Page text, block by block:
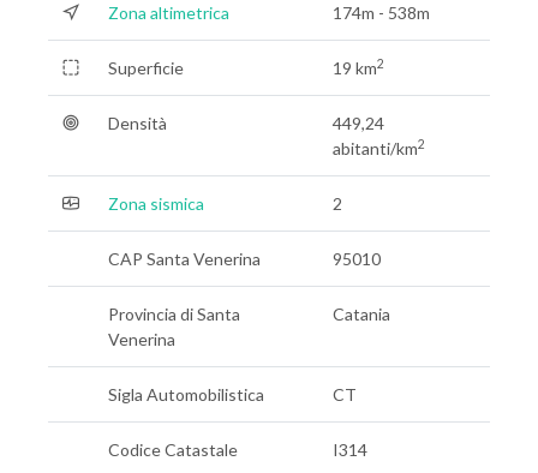
Zona altimetrica 174m - 538m
Superficie 19 km2
Densità
449,24
abitanti/km2
Zona sismica 2
CAP Santa Venerina 95010
Provincia di Santa
Venerina
Catania
Sigla Automobilistica CT
Codice Catastale I314